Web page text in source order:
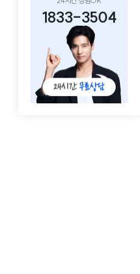
1833-3504